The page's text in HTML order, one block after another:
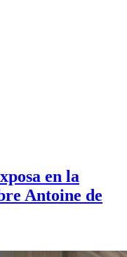
en la
Antoine de